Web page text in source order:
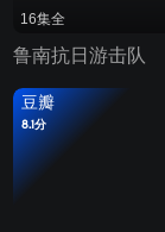
16集全
鲁南抗日游击队
豆瓣
8.1分